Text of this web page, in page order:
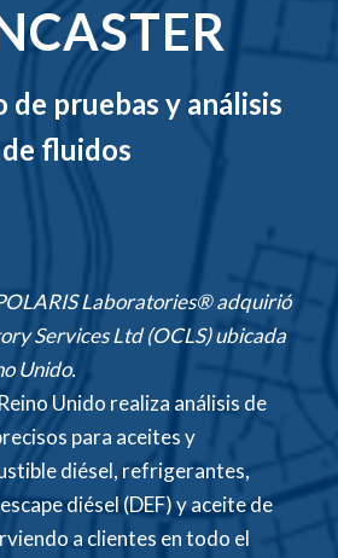
pruebas y análisis
de fluidos
Laboratories® adquirió
Services Ltd (OCLS) ubicada
Unido.
Unido realiza análisis de
para aceites y
diésel, refrigerantes,
diésel (DEF) y aceite de
a clientes en todo el